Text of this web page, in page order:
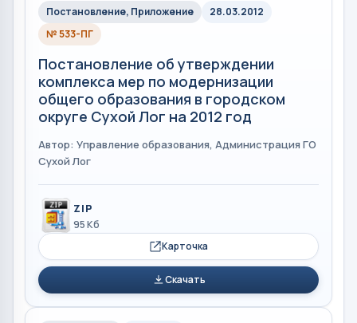
Постановление, Приложение
28.03.2012
№ 533-ПГ
Постановление об утверждении
комплекса мер по модернизации
общего образования в городском
округе Сухой Лог на 2012 год
Автор: Управление образования, Администрация ГО
Сухой Лог
ZIP
95 Кб
Карточка
Скачать